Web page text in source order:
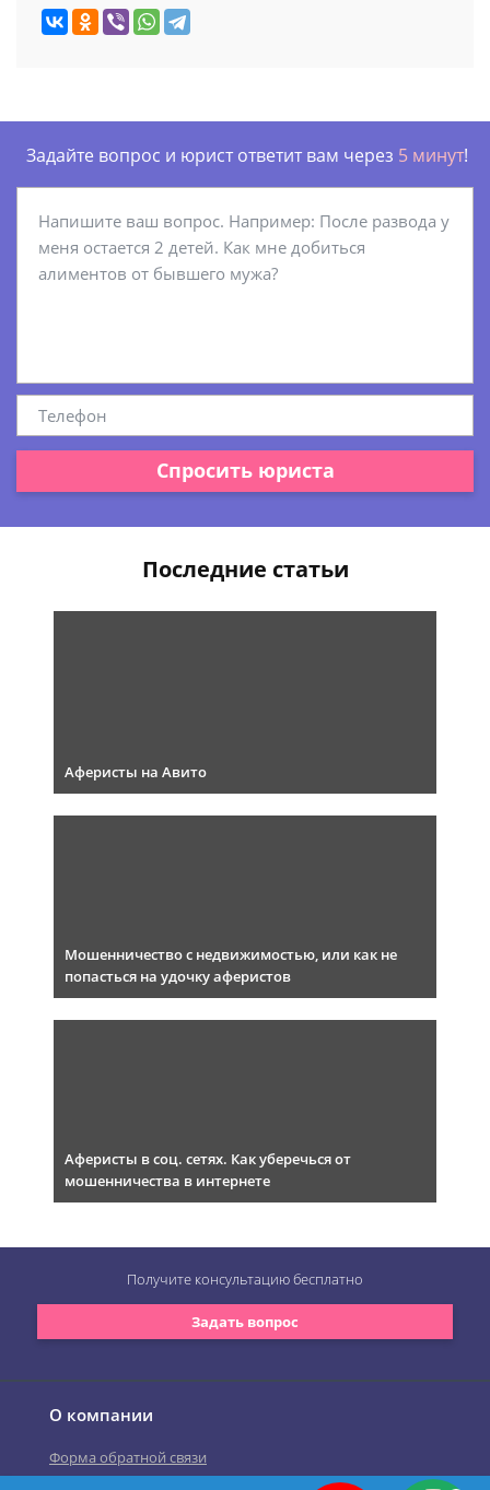
Задайте вопрос и юрист ответит вам через 5 минут!
Спросить юриста
Последние статьи
Аферисты на Авито
Мошенничество с недвижимостью, или как не
попасться на удочку аферистов
Аферисты в соц. сетях. Как уберечься от
мошенничества в интернете
О компании
Форма обратной связи
Задать вопрос
Получите консультациюбесплатно